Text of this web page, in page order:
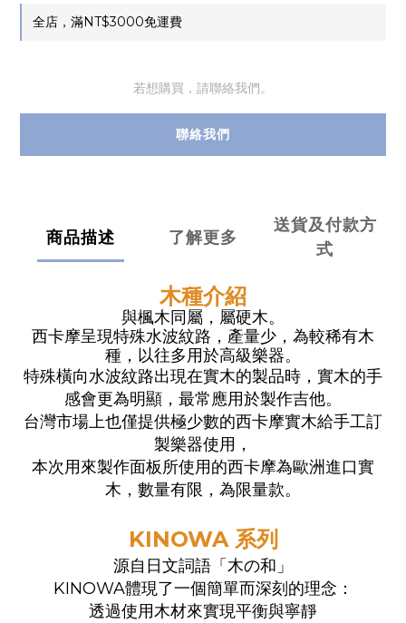
全店，滿NT$3000免運費
若想購買，請聯絡我們。
聯絡我們
商品描述 了解更多
送貨及付款方
式
木種介紹
與楓木同屬，屬硬木。
西卡摩呈現特殊水波紋路，產量少，為較稀有木
種， 以往多用於高級樂器。
特殊橫向水波紋路出現在實木的製品時，實木的手
感會更為明顯，最常應用於製作吉他。
台灣市場上也僅提供極少數的西卡摩實木給手工訂
製樂器使用，
本次用來製作面板所使用的西卡摩為歐洲進口實
木，數量有限，為限量款。
KINOWA 系列
源自日文詞語「木の和」
KINOWA體現了一個簡單而深刻的理念：
透過使用木材來實現平衡與寧靜